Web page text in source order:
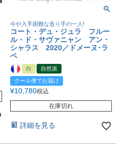
今や入手困難な造り手の一人!
コート・デュ・ジュラ フルー
ル・ド・サヴァニャン アン・
シャラス 2020／ドメーヌ･ラ
ベ
白
自然派
クール便でお届け
¥10,780税込
在庫切れ
詳細を見る